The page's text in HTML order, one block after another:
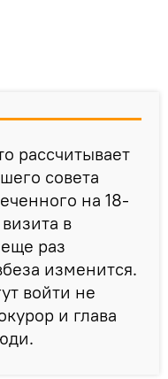
рассчитывает
совета
на 18-
в
раз
изменится.
войти не
и глава